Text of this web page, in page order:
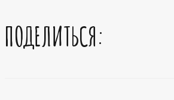
ПОДЕЛИТЬСЯ: